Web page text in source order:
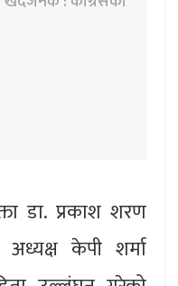
डा. प्रकाश शरण
केपी शर्मा